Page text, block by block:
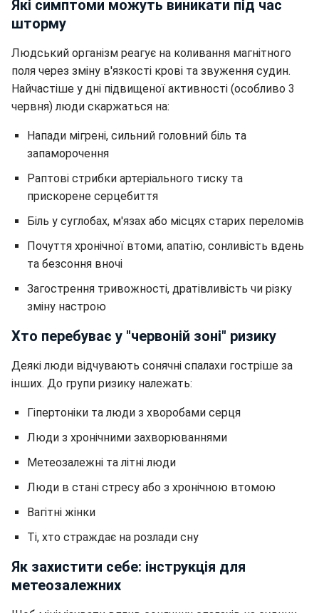
Які симптоми можуть виникати під час
шторму
Людський організм реагує на коливання магнітного
поля через зміну в'язкості крові та звуження судин.
Найчастіше у дні підвищеної активності (особливо 3
червня) люди скаржаться на:
Напади мігрені, сильний головний біль та
запаморочення
Раптові стрибки артеріального тиску та
прискорене серцебиття
Біль у суглобах, м'язах або місцях старих переломів
Почуття хронічної втоми, апатію, сонливість вдень
та безсоння вночі
Загострення тривожності, дратівливість чи різку
зміну настрою
Хто перебуває у "червоній зоні" ризику
Деякі люди відчувають сонячні спалахи гостріше за
інших. До групи ризику належать:
Гіпертоніки та люди з хворобами серця
Люди з хронічними захворюваннями
Метеозалежні та літні люди
Люди в стані стресу або з хронічною втомою
Вагітні жінки
Ті, хто страждає на розлади сну
Як захистити себе: інструкція для
метеозалежних